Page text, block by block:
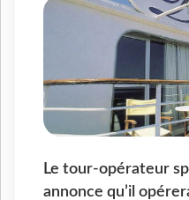
Le tour-opérateur
annonce qu’il